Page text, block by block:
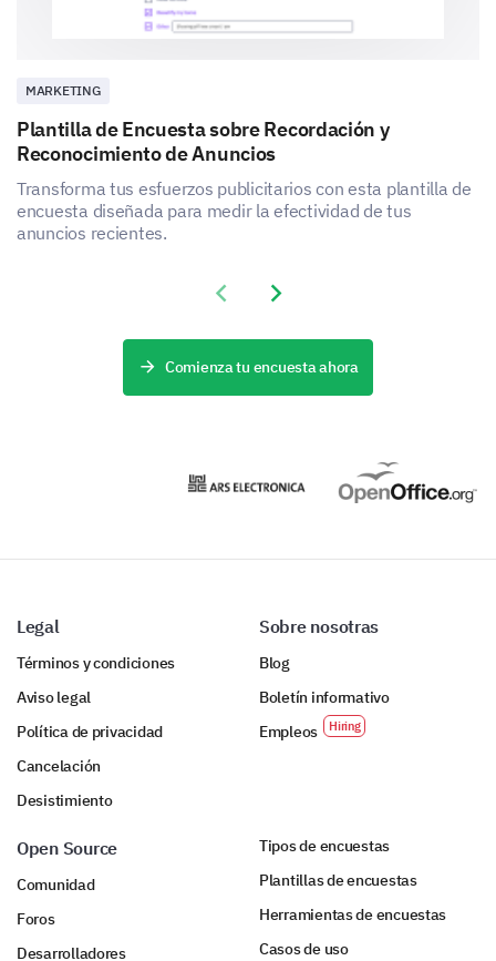
MARKETING
Plantilla de Encuesta sobre Recordación y
Reconocimiento de Anuncios
Transforma tus esfuerzos publicitarios con esta plantilla de
encuesta diseñada para medir la efectividad de tus
anuncios recientes.
Previous slide
Next slide
Comienza tu encuesta ahora
Legal
Términos y condiciones
Aviso legal
Política de privacidad
Cancelación
Desistimiento
Sobre nosotras
Blog
Boletín informativo
Empleos
Open Source
Comunidad
Foros
Desarrolladores
Tipos de encuestas
Plantillas de encuestas
Herramientas de encuestas
Casos de uso